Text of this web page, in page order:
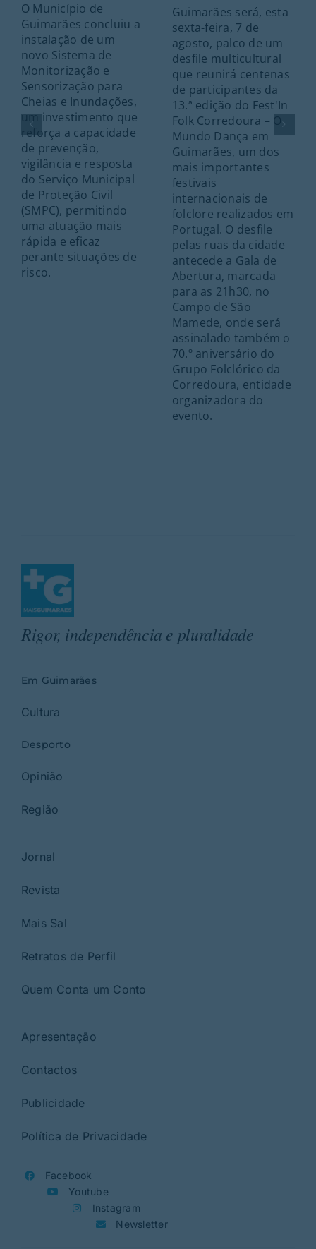
O Município de
Guimarães concluiu a
instalação de um
novo Sistema de
Monitorização e
Sensorização para
Cheias e Inundações,
um investimento que
reforça a capacidade
de prevenção,
vigilância e resposta
do Serviço Municipal
de Proteção Civil
(SMPC), permitindo
uma atuação mais
rápida e eficaz
perante situações de
risco.
Guimarães será, esta
sexta-feira, 7 de
agosto, palco de um
desfile multicultural
que reunirá centenas
de participantes da
13.ª edição do Fest'In
Folk Corredoura – O
Mundo Dança em
Guimarães, um dos
mais importantes
festivais
internacionais de
folclore realizados em
Portugal. O desfile
pelas ruas da cidade
antecede a Gala de
Abertura, marcada
para as 21h30, no
Campo de São
Mamede, onde será
assinalado também o
70.º aniversário do
Grupo Folclórico da
Corredoura, entidade
organizadora do
evento.
Rigor, independência e pluralidade
Em Guimarães
Cultura
Desporto
Opinião
Região
Jornal
Revista
Mais Sal
Retratos de Perfil
Quem Conta um Conto
Apresentação
Contactos
Publicidade
Política de Privacidade
Facebook
Youtube
Instagram
Newsletter